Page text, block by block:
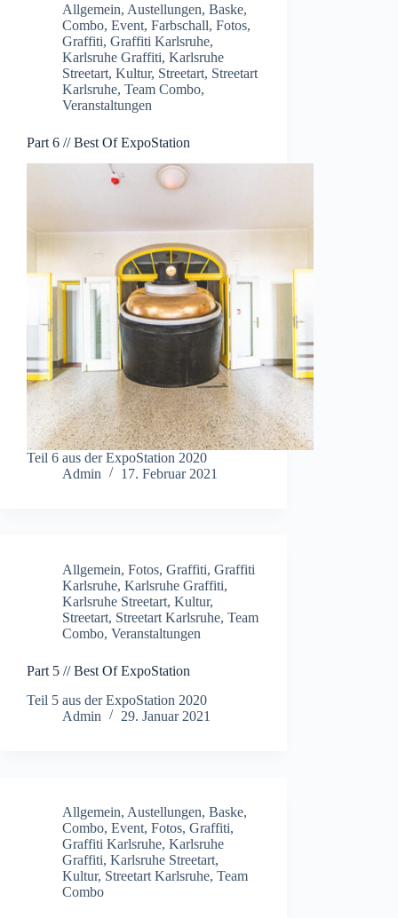
Allgemein, Austellungen, Baske,
Combo, Event, Farbschall, Fotos,
Graffiti, Graffiti Karlsruhe,
Karlsruhe Graffiti, Karlsruhe
Streetart, Kultur, Streetart, Streetart
Karlsruhe, Team Combo,
Veranstaltungen
Part 6 // Best Of ExpoStation
Teil 6 aus der ExpoStation 2020
Admin
17. Februar 2021
Allgemein, Fotos, Graffiti, Graffiti
Karlsruhe, Karlsruhe Graffiti,
Karlsruhe Streetart, Kultur,
Streetart, Streetart Karlsruhe, Team
Combo, Veranstaltungen
Part 5 // Best Of ExpoStation
Teil 5 aus der ExpoStation 2020
Admin
29. Januar 2021
Allgemein, Austellungen, Baske,
Combo, Event, Fotos, Graffiti,
Graffiti Karlsruhe, Karlsruhe
Graffiti, Karlsruhe Streetart,
Kultur, Streetart Karlsruhe, Team
Combo